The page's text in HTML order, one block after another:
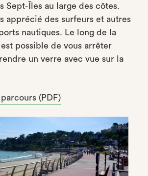
Sept-Îles au large des côtes.
apprécié des surfeurs et autres
nautiques. Le long de la
possible de vous arrêter
un verre avec vue sur la
(PDF)